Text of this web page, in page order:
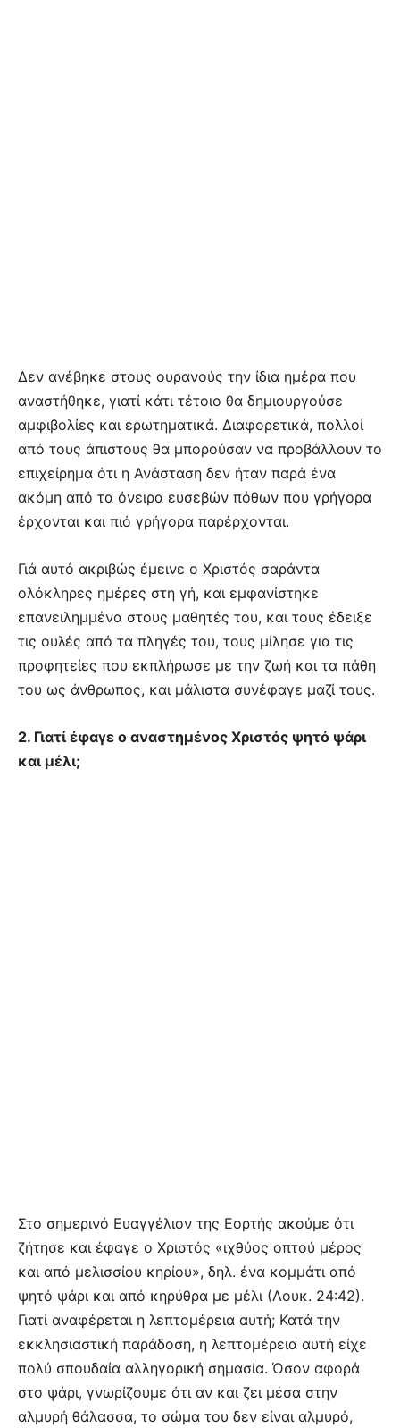
Δεν ανέβηκε στους ουρανούς την ίδια ημέρα που
αναστήθηκε, γιατί κάτι τέτοιο θα δημιουργούσε
αμφιβολίες και ερωτηματικά. Διαφορετικά, πολλοί
από τους άπιστους θα μπορούσαν να προβάλλουν το
επιχείρημα ότι η Ανάσταση δεν ήταν παρά ένα
ακόμη από τα όνειρα ευσεβών πόθων που γρήγορα
έρχονται και πιό γρήγορα παρέρχονται.
Γιά αυτό ακριβώς έμεινε ο Χριστός σαράντα
ολόκληρες ημέρες στη γή, και εμφανίστηκε
επανειλημμένα στους μαθητές του, και τους έδειξε
τις ουλές από τα πληγές του, τους μίλησε για τις
προφητείες που εκπλήρωσε με την ζωή και τα πάθη
του ως άνθρωπος, και μάλιστα συνέφαγε μαζί τους.
2. Γιατί έφαγε ο αναστημένος Χριστός ψητό ψάρι
και μέλι;
Στο σημερινό Ευαγγέλιον της Εορτής ακούμε ότι
ζήτησε και έφαγε ο Χριστός «ιχθύος οπτού μέρος
και από μελισσίου κηρίου», δηλ. ένα κομμάτι από
ψητό ψάρι και από κηρύθρα με μέλι (Λουκ. 24:42).
Γιατί αναφέρεται η λεπτομέρεια αυτή; Κατά την
εκκλησιαστική παράδοση, η λεπτομέρεια αυτή είχε
πολύ σπουδαία αλληγορική σημασία. Όσον αφορά
στο ψάρι, γνωρίζουμε ότι αν και ζει μέσα στην
αλμυρή θάλασσα, το σώμα του δεν είναι αλμυρό,